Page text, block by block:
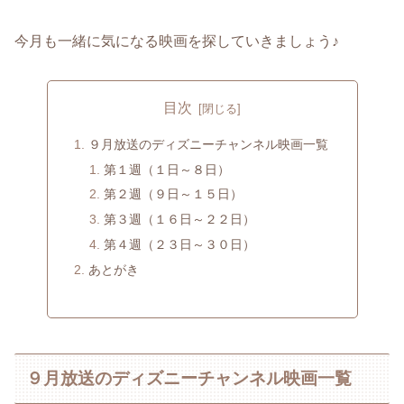
今月も一緒に気になる映画を探していきましょう♪
目次
９月放送のディズニーチャンネル映画一覧
第１週（１日～８日）
第２週（９日～１５日）
第３週（１６日～２２日）
第４週（２３日～３０日）
あとがき
９月放送のディズニーチャンネル映画一覧